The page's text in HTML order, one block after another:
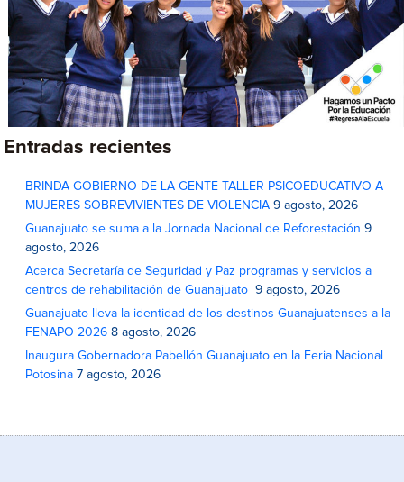
Entradas recientes
BRINDA GOBIERNO DE LA GENTE TALLER PSICOEDUCATIVO A
MUJERES SOBREVIVIENTES DE VIOLENCIA 9 agosto, 2026
Guanajuato se suma a la Jornada Nacional de Reforestación 9
agosto, 2026
Acerca Secretaría de Seguridad y Paz programas y servicios a
centros de rehabilitación de Guanajuato
9 agosto, 2026
Guanajuato lleva la identidad de los destinos Guanajuatenses a la
FENAPO 2026 8 agosto, 2026
Inaugura Gobernadora Pabellón Guanajuato en la Feria Nacional
Potosina 7 agosto, 2026